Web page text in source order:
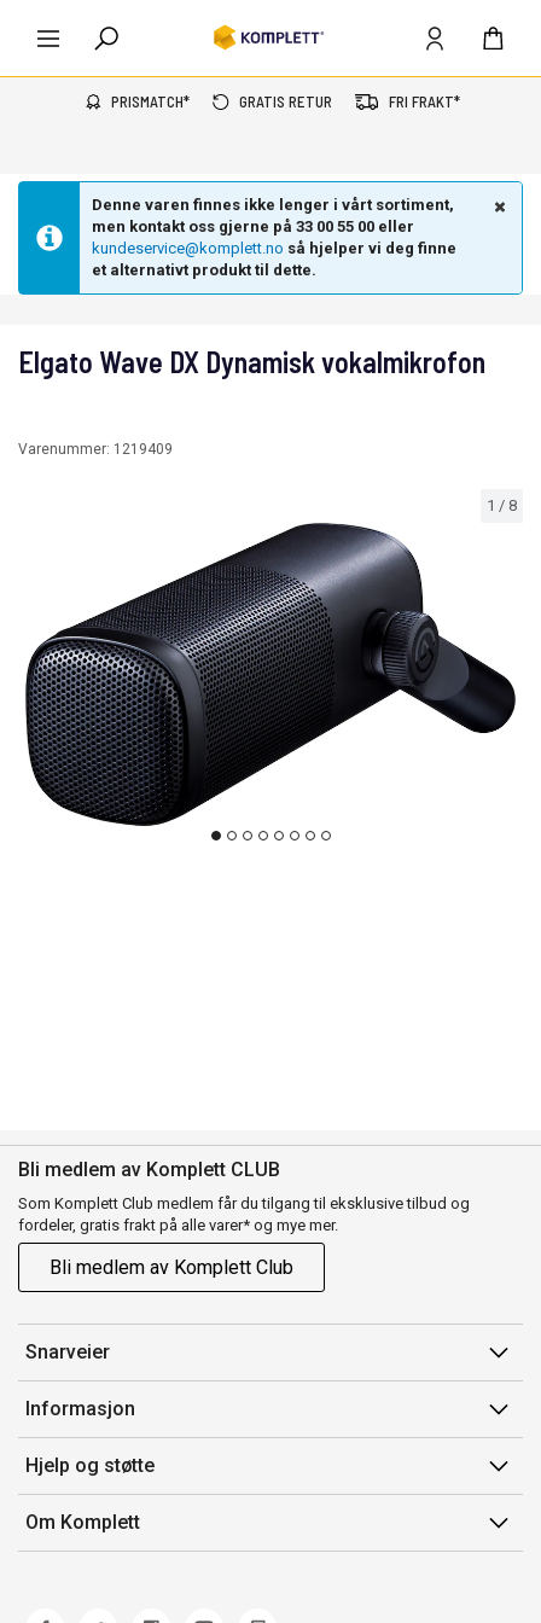
PRISMATCH* GRATIS RETUR FRI FRAKT*
Denne varen finnes ikke lenger i vårt sortiment,
men kontakt oss gjerne på 33 00 55 00 eller
kundeservice@komplett.no så hjelper vi deg finne
et alternativt produkt til dette.
1 / 8
Elgato Wave DX Dynamisk vokalmikrofon
Varenummer: 1219409
Bli medlem av Komplett CLUB
Som Komplett Club medlem får du tilgang til eksklusive tilbud og
fordeler, gratis frakt på alle varer* og mye mer.
Bli medlem av Komplett Club
Snarveier
Min side
Ordreoversikt
Flex
Komplett Club
Informasjon
Salgsbetingelser
Medlemsvilkår for Komplett Club
Merker/produsent
Hjelp og støtte
Kontakt oss
Kundeservice
Om Komplett